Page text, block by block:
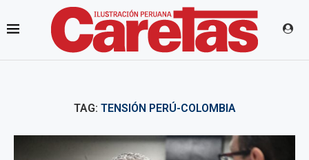
TAG: TENSIÓN PERÚ-COLOMBIA